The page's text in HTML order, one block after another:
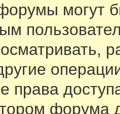
могут
права
форума